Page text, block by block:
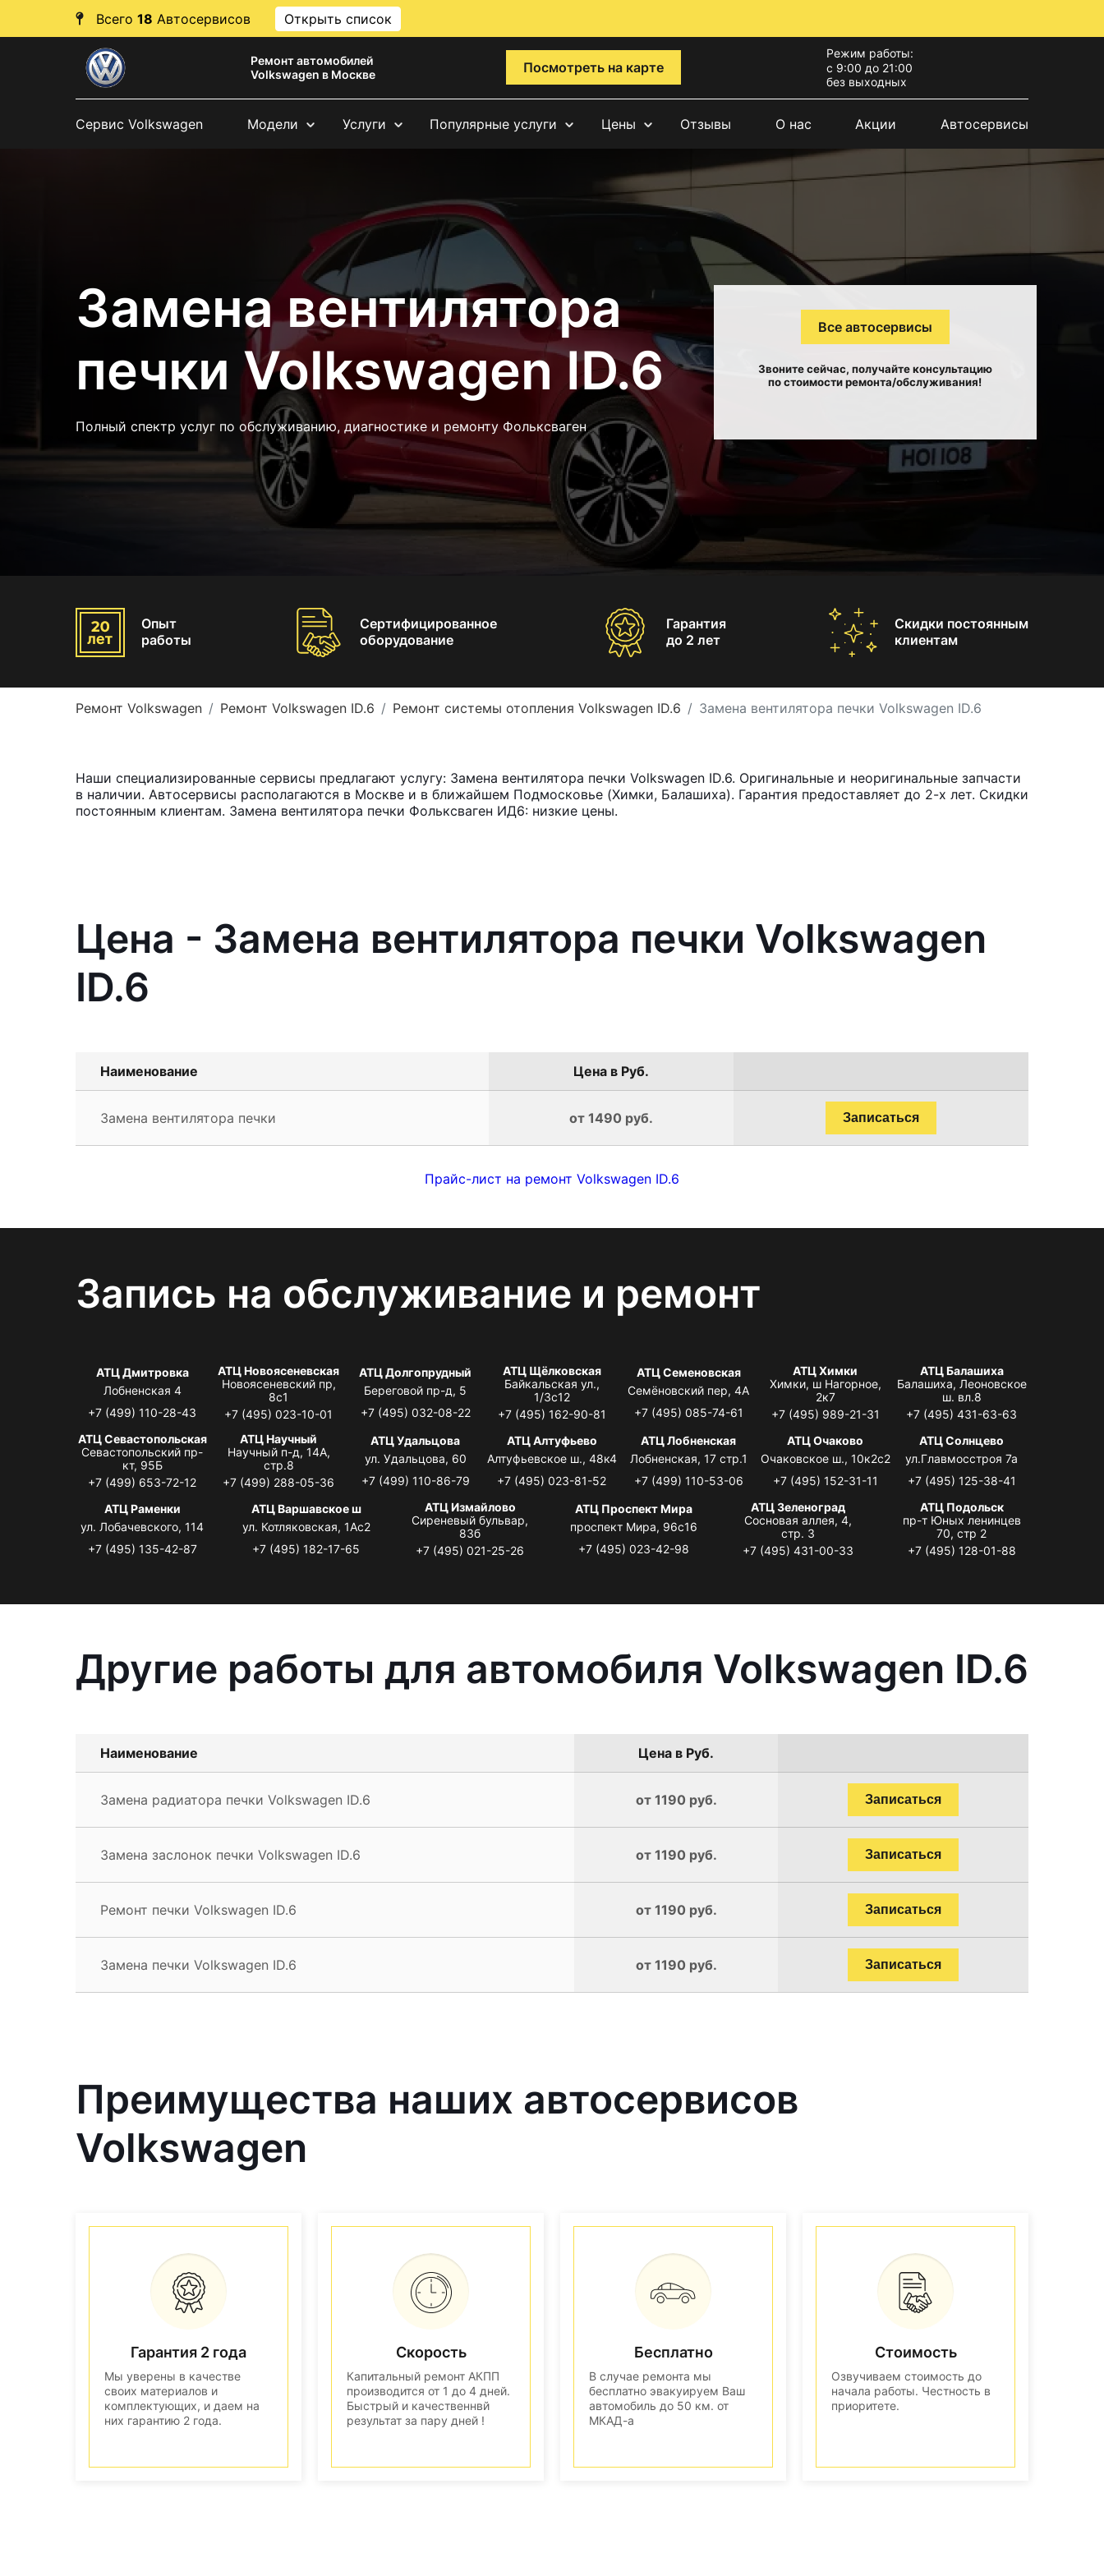
Всего 18 Автосервисов Открыть список
Ремонт автомобилей
Volkswagen в Москве
Посмотреть на карте
Режим работы:
с 9:00 до 21:00
без выходных
Сервис Volkswagen Модели Услуги Популярные услуги Цены Отзывы О нас Акции Автосервисы
Замена вентилятора
печки Volkswagen ID.6
Полный спектр услуг по обслуживанию, диагностике и ремонту Фольксваген
Все автосервисы
Звоните сейчас, получайте консультацию
по стоимости ремонта/обслуживания!
Опыт
работы
Сертифицированное
оборудование
Гарантия
до 2 лет
Скидки постоянным
клиентам
Ремонт Volkswagen Ремонт Volkswagen ID.6 Ремонт системы отопления Volkswagen ID.6 Замена вентилятора печки Volkswagen ID.6
Наши специализированные сервисы предлагают услугу: Замена вентилятора печки Volkswagen ID.6. Оригинальные и неоригинальные запчасти
в наличии. Автосервисы располагаются в Москве и в ближайшем Подмосковье (Химки, Балашиха). Гарантия предоставляет до 2-х лет. Скидки
постоянным клиентам. Замена вентилятора печки Фольксваген ИД6: низкие цены.
Цена - Замена вентилятора печки Volkswagen
ID.6
Наименование Цена в Руб.
Замена вентилятора печки от 1490 руб. Записаться
Прайс-лист на ремонт Volkswagen ID.6
Запись на обслуживание и ремонт
АТЦ Дмитровка
Лобненская 4
+7 (499) 110-28-43
АТЦ Новоясеневская
Новоясеневский пр,
8с1
+7 (495) 023-10-01
АТЦ Долгопрудный
Береговой пр-д, 5
+7 (495) 032-08-22
АТЦ Щёлковская
Байкальская ул.,
1/3с12
+7 (495) 162-90-81
АТЦ Семеновская
Семёновский пер, 4А
+7 (495) 085-74-61
АТЦ Химки
Химки, ш Нагорное,
2к7
+7 (495) 989-21-31
АТЦ Балашиха
Балашиха, Леоновское
ш. вл.8
+7 (495) 431-63-63
АТЦ Севастопольская
Севастопольский пр-
кт, 95Б
+7 (499) 653-72-12
АТЦ Научный
Научный п-д, 14А,
стр.8
+7 (499) 288-05-36
АТЦ Удальцова
ул. Удальцова, 60
+7 (499) 110-86-79
АТЦ Алтуфьево
Алтуфьевское ш., 48к4
+7 (495) 023-81-52
АТЦ Лобненская
Лобненская, 17 стр.1
+7 (499) 110-53-06
АТЦ Очаково
Очаковское ш., 10к2с2
+7 (495) 152-31-11
АТЦ Солнцево
ул.Главмосстроя 7а
+7 (495) 125-38-41
АТЦ Раменки
ул. Лобачевского, 114
+7 (495) 135-42-87
АТЦ Варшавское ш
ул. Котляковская, 1Ас2
+7 (495) 182-17-65
АТЦ Измайлово
Сиреневый бульвар,
83б
+7 (495) 021-25-26
АТЦ Проспект Мира
проспект Мира, 96с16
+7 (495) 023-42-98
АТЦ Зеленоград
Сосновая аллея, 4,
стр. 3
+7 (495) 431-00-33
АТЦ Подольск
пр-т Юных ленинцев
70, стр 2
+7 (495) 128-01-88
Другие работы для автомобиля Volkswagen ID.6
Наименование Цена в Руб.
Замена радиатора печки Volkswagen ID.6 от 1190 руб. Записаться
Замена заслонок печки Volkswagen ID.6 от 1190 руб. Записаться
Ремонт печки Volkswagen ID.6 от 1190 руб. Записаться
Замена печки Volkswagen ID.6 от 1190 руб. Записаться
Преимущества наших автосервисов
Volkswagen
Гарантия 2 года
Мы уверены в качестве
своих материалов и
комплектующих, и даем на
них гарантию 2 года.
Скорость
Капитальный ремонт АКПП
производится от 1 до 4 дней.
Быстрый и качественнвй
результат за пару дней !
Бесплатно
В случае ремонта мы
бесплатно эвакуируем Ваш
автомобиль до 50 км. от
МКАД-а
Стоимость
Озвучиваем стоимость до
начала работы. Честность в
приоритете.